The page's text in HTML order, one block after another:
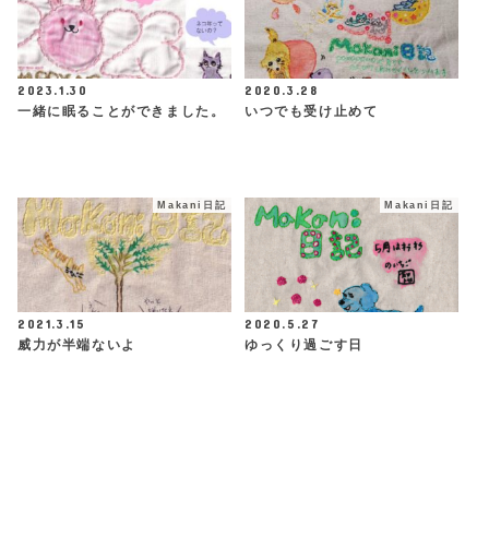
2023.1.30
一緒に眠ることができました。
2020.3.28
いつでも受け止めて
Makani日記
2021.3.15
威力が半端ないよ
Makani日記
2020.5.27
ゆっくり過ごす日